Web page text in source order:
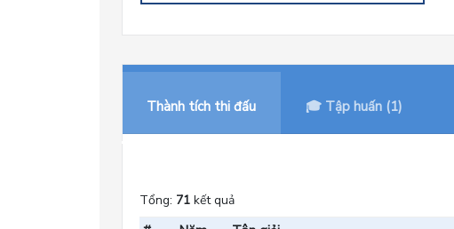
Thành tích thi đấu 🎓 Tập huấn (1)
Tổng: 71kết quả